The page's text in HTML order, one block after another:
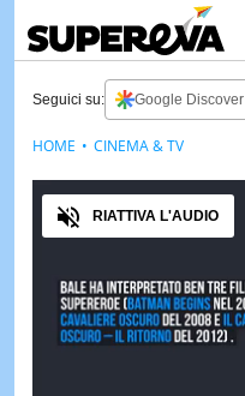
Seguici su: Google Discover
Audio
RIATTIVA L'AUDIO
HOME CINEMA & TV